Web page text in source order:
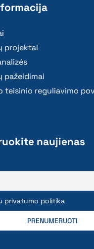
projektai
pažeidimai
teisinio reguliavimo
naujienas
privatumo politika